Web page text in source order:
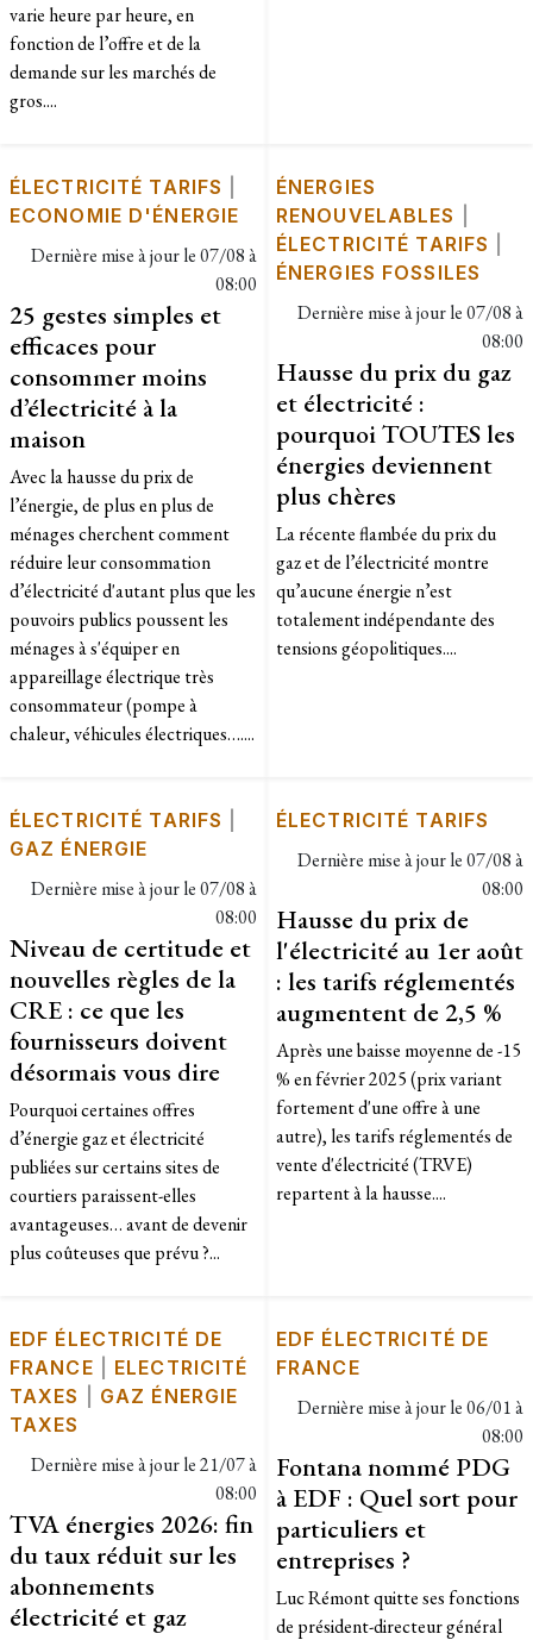
varie heure par heure, en
fonction de l’offre et de la
demande sur les marchés de
gros....
ÉLECTRICITÉ TARIFS
ECONOMIE D'ÉNERGIE
Dernière mise à jour le07/08 à
08:00
25 gestes simples et
efficaces pour
consommer moins
d’électricité à la
maison
Avec la hausse du prix de
l’énergie, de plus en plus de
ménages cherchent comment
réduire leur consommation
d’électricité d'autant plus que les
pouvoirs publics poussent les
ménages à s'équiper en
appareillage électrique très
consommateur (pompe à
chaleur, véhicules électriques…....
ÉNERGIES
RENOUVELABLES
ÉLECTRICITÉ TARIFS
ÉNERGIES FOSSILES
Dernière mise à jour le07/08 à
08:00
Hausse du prix du gaz
et électricité :
pourquoi TOUTES les
énergies deviennent
plus chères
La récente flambée du prix du
gaz et de l’électricité montre
qu’aucune énergie n’est
totalement indépendante des
tensions géopolitiques....
ÉLECTRICITÉ TARIFS
GAZ ÉNERGIE
Dernière mise à jour le07/08 à
08:00
Niveau de certitude et
nouvelles règles de la
CRE : ce que les
fournisseurs doivent
désormais vous dire
Pourquoi certaines offres
d’énergie gaz et électricité
publiées sur certains sites de
courtiers paraissent-elles
avantageuses… avant de devenir
plus coûteuses que prévu ?...
ÉLECTRICITÉ TARIFS
Dernière mise à jour le07/08 à
08:00
Hausse du prix de
l'électricité au 1er août
: les tarifs réglementés
augmentent de 2,5 %
Après une baisse moyenne de -15
% en février 2025 (prix variant
fortement d'une offre à une
autre), les tarifs réglementés de
vente d'électricité (TRVE)
repartent à la hausse....
EDF ÉLECTRICITÉ DE
FRANCE
ELECTRICITÉ
TAXES
GAZ ÉNERGIE
TAXES
Dernière mise à jour le21/07 à
08:00
TVA énergies 2026: fin
du taux réduit sur les
abonnements
électricité et gaz
EDF ÉLECTRICITÉ DE
FRANCE
Dernière mise à jour le06/01 à
08:00
Fontana nommé PDG
à EDF : Quel sort pour
particuliers et
entreprises ?
Luc Rémont quitte ses fonctions
de président-directeur général